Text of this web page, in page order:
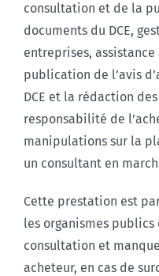
consultation et de la
documents du DCE,
entreprises,
publication de l’avis
DCE et la rédaction
responsabilité de
manipulations sur la
un consultant en
Cette prestation est
les organismes
consultation et
acheteur, en cas de